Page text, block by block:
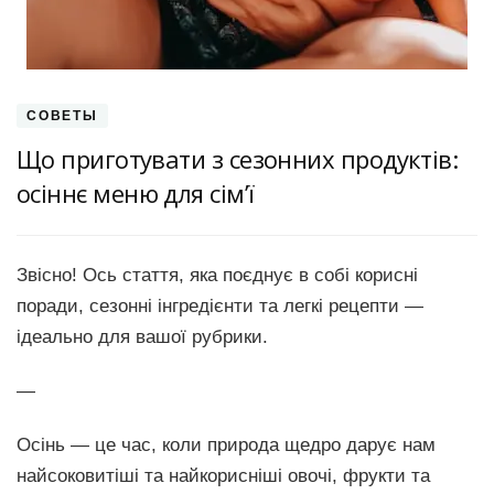
СОВЕТЫ
Що приготувати з сезонних продуктів:
осіннє меню для сім’ї
Звісно! Ось стаття, яка поєднує в собі корисні
поради, сезонні інгредієнти та легкі рецепти —
ідеально для вашої рубрики.
—
Осінь — це час, коли природа щедро дарує нам
найсоковитіші та найкорисніші овочі, фрукти та